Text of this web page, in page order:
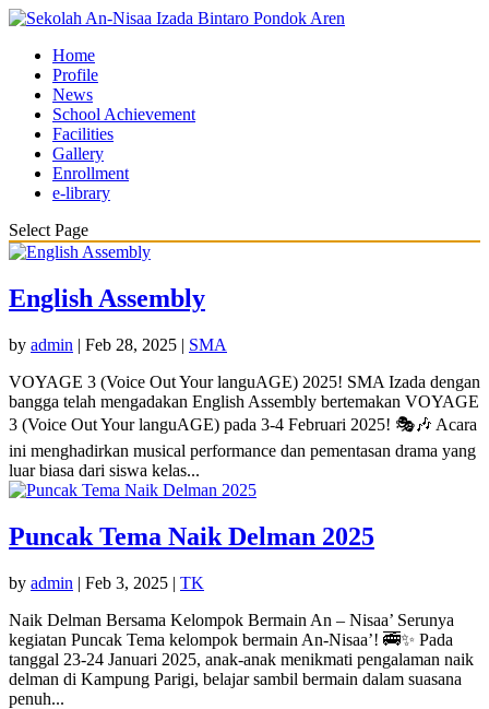
Home
Profile
News
School Achievement
Facilities
Gallery
Enrollment
e-library
Select Page
English Assembly
by admin | Feb 28, 2025 | SMA
VOYAGE 3 (Voice Out Your languAGE) 2025! SMA Izada dengan
bangga telah mengadakan English Assembly bertemakan VOYAGE
3 (Voice Out Your languAGE) pada 3-4 Februari 2025! 🎭🎶 Acara
ini menghadirkan musical performance dan pementasan drama yang
luar biasa dari siswa kelas...
Puncak Tema Naik Delman 2025
by admin | Feb 3, 2025 | TK
Naik Delman Bersama Kelompok Bermain An – Nisaa’ Serunya
kegiatan Puncak Tema kelompok bermain An-Nisaa’! 🚎✨ Pada
tanggal 23-24 Januari 2025, anak-anak menikmati pengalaman naik
delman di Kampung Parigi, belajar sambil bermain dalam suasana
penuh...